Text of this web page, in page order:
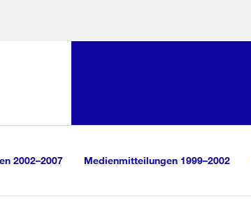
2002–2007 Medienmitteilungen 1999–2002